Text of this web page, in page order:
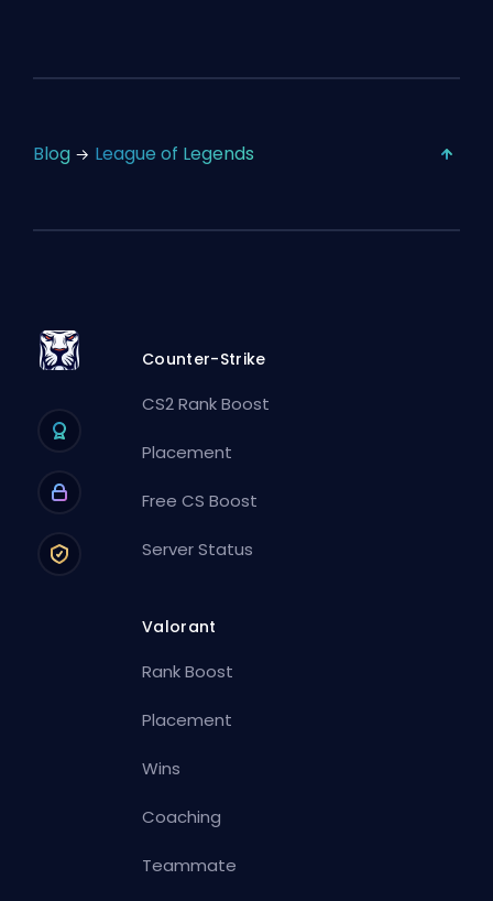
Blog League of Legends
Counter-Strike
CS2 Rank Boost
Placement
Free CS Boost
Server Status
Valorant
Rank Boost
Placement
Wins
Coaching
Teammate